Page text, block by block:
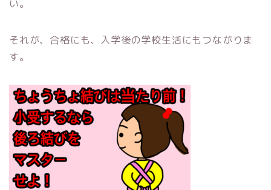
い。
それが、合格にも、入学後の学校生活にもつながりま
す。